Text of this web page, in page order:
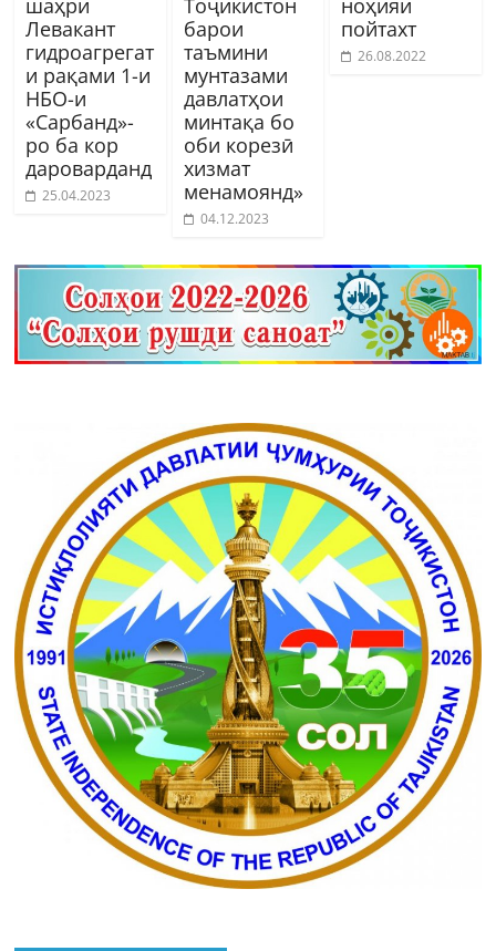
Левакант
гидроагрегат
и рақами 1-и
НБО-и
«Сарбанд»-
ро ба кор
дароварданд
25.04.2023
барои
таъмини
мунтазами
давлатҳои
минтақа бо
оби корезӣ
хизмат
менамоянд»
04.12.2023
пойтахт
26.08.2022